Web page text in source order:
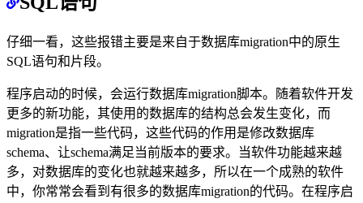
仔细一看，这些报错主要是来自于数据库migration中的原生
SQL语句和片段。
程序启动的时候，会运行数据库migration脚本。随着软件开发
更多的新功能，其使用的数据库的结构总会发生变化，而
migration是指一些代码，这些代码的作用是修改数据库
schema、让schema满足当前版本的要求。当软件功能越来越
多，对数据库的变化也就越来越多，所以在一个成熟的软件
中，你常常会看到有很多的数据库migration的代码。在程序启